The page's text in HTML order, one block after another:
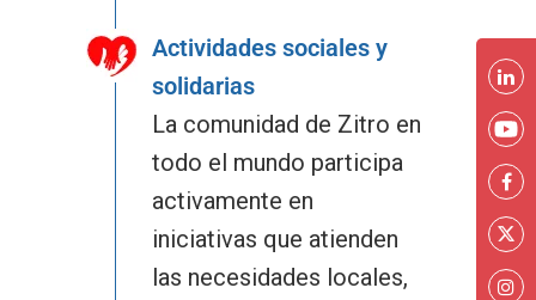
Actividades sociales y
solidarias
La comunidad de Zitro en
todo el mundo participa
activamente en
iniciativas que atienden
las necesidades locales,